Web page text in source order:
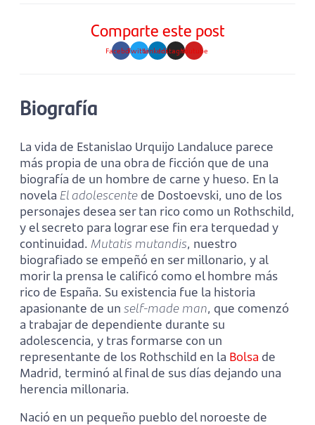
Comparte este post
FacebookTwitterLinkedinInstagramYoutube
Biografía
La vida de Estanislao Urquijo Landaluce parece
más propia de una obra de ficción que de una
biografía de un hombre de carne y hueso. En la
novela El adolescente de Dostoevski, uno de los
personajes desea ser tan rico como un Rothschild,
y el secreto para lograr ese fin era terquedad y
continuidad. Mutatis mutandis, nuestro
biografiado se empeñó en ser millonario, y al
morir la prensa le calificó como el hombre más
rico de España. Su existencia fue la historia
apasionante de un self-made man, que comenzó
a trabajar de dependiente durante su
adolescencia, y tras formarse con un
representante de los Rothschild en la Bolsa de
Madrid, terminó al final de sus días dejando una
herencia millonaria.
Nació en un pequeño pueblo del noroeste de